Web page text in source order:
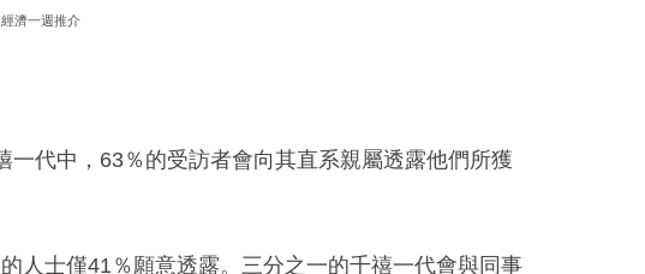
經濟一週推介
代中，63％的受訪者會向其直系親屬透露他們所獲
人士僅41％願意透露。三分之一的千禧一代會與同事